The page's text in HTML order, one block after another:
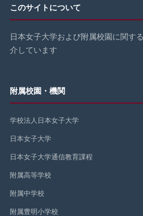
このサイトについて
日本女子大学および附属校園に関す
介しています
附属校園・機関
学校法人日本女子大学
日本女子大学
日本女子大学通信教育課程
附属高等学校
附属中学校
附属豊明小学校